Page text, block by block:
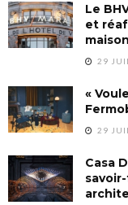
Le
et
maison
29
«
29
Casa